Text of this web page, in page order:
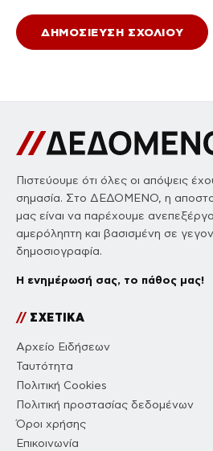
Πιστεύουμε ότι όλες οι απόψεις
σημασία. Στο ΔΕΔΟΜΕΝΟ, η
μας είναι να παρέχουμε
αμερόληπτη και βασισμένη σε
δημοσιογραφία.
Η ενημέρωσή σας, το πάθος μας!
//ΣΧΕΤΙΚΑ
Αρχείο Ειδήσεων
Ταυτότητα
Πολιτική Cookies
Πολιτική προστασίας δεδομένων
Όροι χρήσης
Επικοινωνία